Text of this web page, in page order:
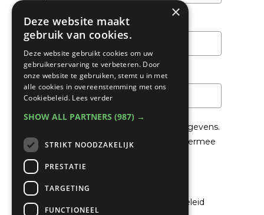
Achternaam
Email*
We gaan voorzichtig om met je gegevens.
Lees in hetPrivacybeleid
hoe we hiermee
Ik ga akkoord met het privacybeleid
×
Deze website maakt
gebruik van cookies.
Deze website gebruikt cookies om uw
gebruikerservaring te verbeteren. Door
onze website te gebruiken, stemt u in met
alle cookies in overeenstemming met ons
Cookiebeleid. Lees verder
SHOW ALL PARTNERS (987) →
STRIKT NOODZAKELIJK
PRESTATIE
TARGETING
FUNCTIONEEL